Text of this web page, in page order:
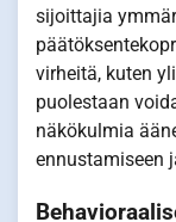
sijoittajia
virheitä, kuten
puolestaan
näkökulmia
ennustamiseen